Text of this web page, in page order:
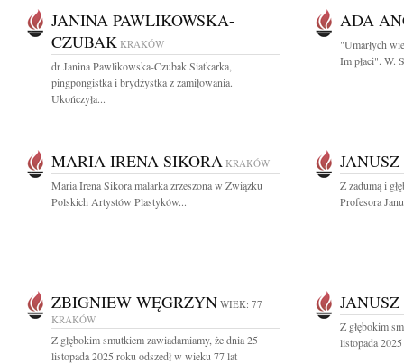
JANINA PAWLIKOWSKA-
CZUBAK KRAKÓW
dr Janina Pawlikowska-Czubak Siatkarka,
pingpongistka i brydżystka z zamiłowania.
Ukończyła...
ADA
"Umarłych
Im płaci". W.
MARIA IRENA SIKORA KRAKÓW
Maria Irena Sikora malarka zrzeszona w Związku
Polskich Artystów Plastyków...
Z zadumą i
Profesora
ZBIGNIEW WĘGRZYN WIEK: 77
KRAKÓW
Z głębokim smutkiem zawiadamiamy, że dnia 25
listopada 2025 roku odszedł w wieku 77 lat
Z głębokim
listopada